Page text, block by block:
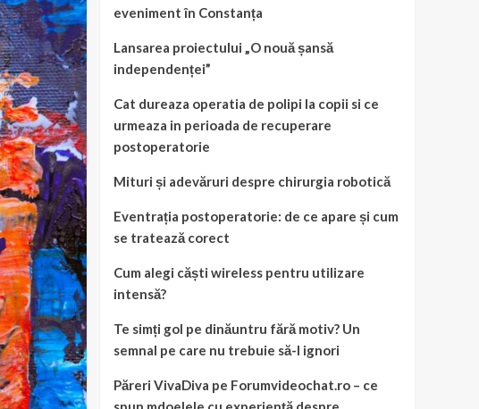
eveniment în Constanța
Lansarea proiectului „O nouă șansă
independenței”
Cat dureaza operatia de polipi la copii si ce
urmeaza in perioada de recuperare
postoperatorie
Mituri și adevăruri despre chirurgia robotică
Eventrația postoperatorie: de ce apare și cum
se tratează corect
Cum alegi căști wireless pentru utilizare
intensă?
Te simți gol pe dinăuntru fără motiv? Un
semnal pe care nu trebuie să-l ignori
Păreri VivaDiva pe Forumvideochat.ro – ce